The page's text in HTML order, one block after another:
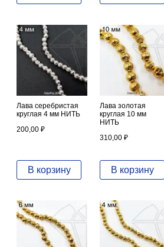
Лава серебристая
круглая 4 мм НИТЬ
200,00 ₽
В корзину
Лава золотая
круглая 10 мм
НИТЬ
310,00 ₽
В корзину